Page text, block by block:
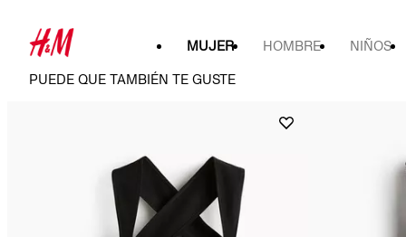
MUJER HOMBRE NIÑOS
PUEDE QUE TAMBIÉN TE GUSTE